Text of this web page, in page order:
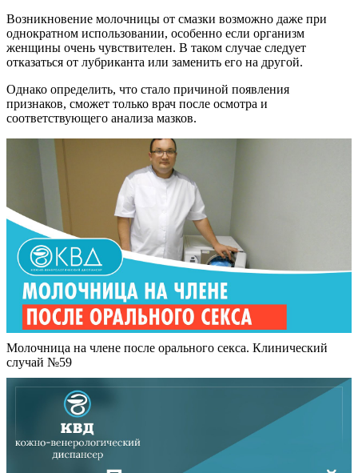
Возникновение молочницы от смазки возможно даже при
однократном использовании, особенно если организм
женщины очень чувствителен. В таком случае следует
отказаться от лубриканта или заменить его на другой.
Однако определить, что стало причиной появления
признаков, сможет только врач после осмотра и
соответствующего анализа мазков.
Молочница на члене после орального секса. Клинический
случай №59